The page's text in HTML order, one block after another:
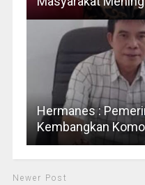
Hermanes :
Kembangkan
Newer Post